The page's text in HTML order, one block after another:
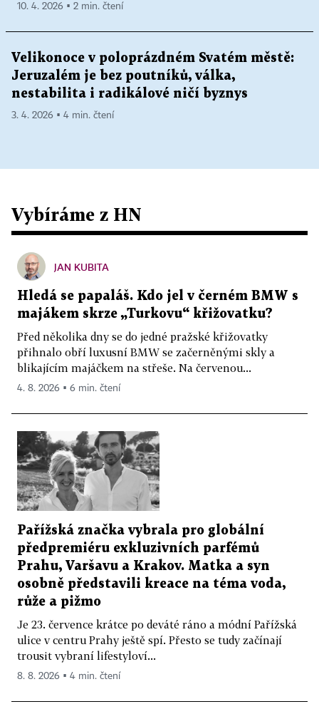
10. 4. 2026 ▪ 2 min. čtení
Velikonoce v poloprázdném Svatém městě:
Jeruzalém je bez poutníků, válka,
nestabilita i radikálové ničí byznys
3. 4. 2026 ▪ 4 min. čtení
Vybíráme z HN
JAN KUBITA
Hledá se papaláš. Kdo jel v černém BMW s
majákem skrze „Turkovu“ křižovatku?
Před několika dny se do jedné pražské křižovatky
přihnalo obří luxusní BMW se začerněnými skly a
blikajícím majáčkem na střeše. Na červenou...
4. 8. 2026 ▪ 6 min. čtení
Pařížská značka vybrala pro globální
předpremiéru exkluzivních parfémů
Prahu, Varšavu a Krakov. Matka a syn
osobně představili kreace na téma voda,
růže a pižmo
Je 23. července krátce po deváté ráno a módní Pařížská
ulice v centru Prahy ještě spí. Přesto se tudy začínají
trousit vybraní lifestyloví...
8. 8. 2026 ▪ 4 min. čtení